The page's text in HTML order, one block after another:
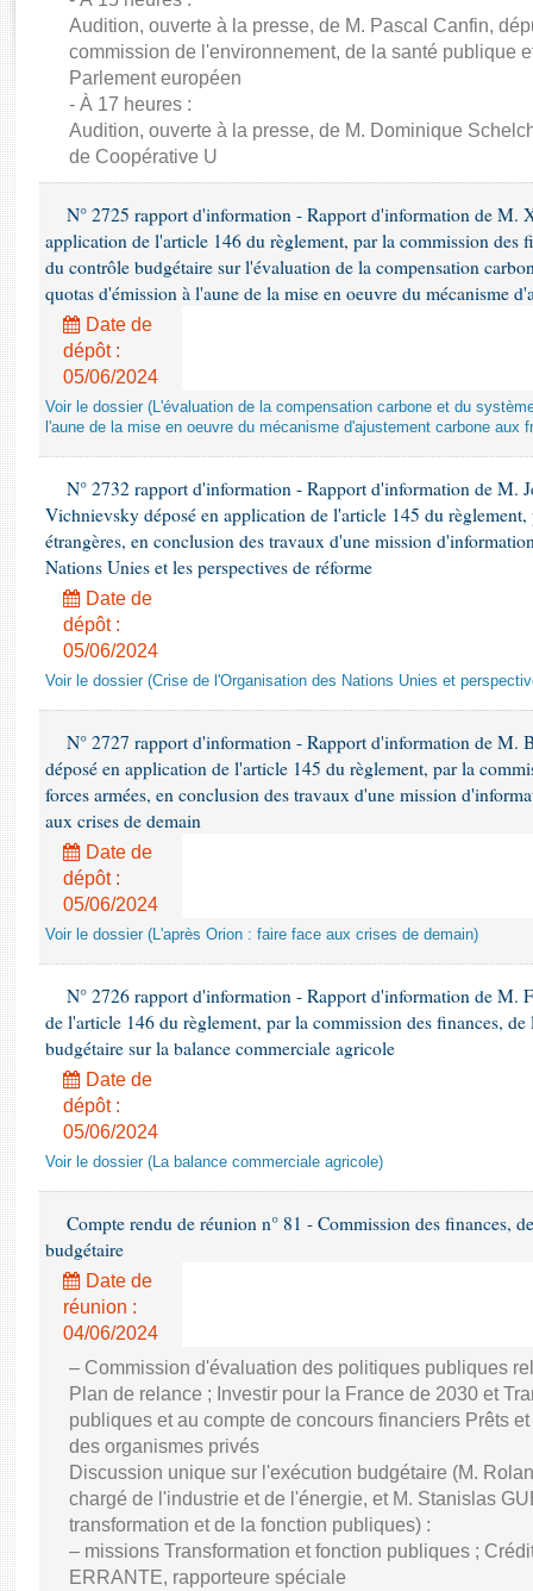
Rapports d'enquête
Rapports législatifs
Rapports sur l'application des lois
Baromètre de l’application des lois
Dossiers législatifs
Questions écrites et orales
Comptes rendus des débats
Audition, ouverte à la presse, de M. Pascal Canfin,
commission de l'environnement, de la santé publique
Parlement européen
- À 17 heures :
Audition, ouverte à la presse, de M. Dominique
de Coopérative U
N° 2725 rapport d'information - Rapport d'information de M.
application de l'article 146 du règlement, par la commission des
du contrôle budgétaire sur l'évaluation de la compensation
quotas d'émission à l'aune de la mise en oeuvre du mécanisme
Date de
dépôt :
05/06/2024
Voir le dossier (L'évaluation de la compensation carbone et du
l'aune de la mise en oeuvre du mécanisme d'ajustement carbone aux
N° 2732 rapport d'information - Rapport d'information de M.
Vichnievsky déposé en application de l'article 145 du règlement,
étrangères, en conclusion des travaux d'une mission
Nations Unies et les perspectives de réforme
Date de
dépôt :
05/06/2024
Voir le dossier (Crise de l'Organisation des Nations Unies et
N° 2727 rapport d'information - Rapport d'information de M.
déposé en application de l'article 145 du règlement, par la
forces armées, en conclusion des travaux d'une mission
aux crises de demain
Date de
dépôt :
05/06/2024
Voir le dossier (L'après Orion : faire face aux crises de demain)
N° 2726 rapport d'information - Rapport d'information de M.
de l'article 146 du règlement, par la commission des finances,
budgétaire sur la balance commerciale agricole
Date de
dépôt :
05/06/2024
Voir le dossier (La balance commerciale agricole)
Compte rendu de réunion n° 81 - Commission des finances,
budgétaire
Date de
réunion :
04/06/2024
– Commission d'évaluation des politiques publiques
Plan de relance ; Investir pour la France de 2030 et
publiques et au compte de concours financiers Prêts
des organismes privés
Discussion unique sur l'exécution budgétaire (M.
chargé de l'industrie et de l'énergie, et M. Stanislas
transformation et de la fonction publiques) :
– missions Transformation et fonction publiques ;
ERRANTE, rapporteure spéciale